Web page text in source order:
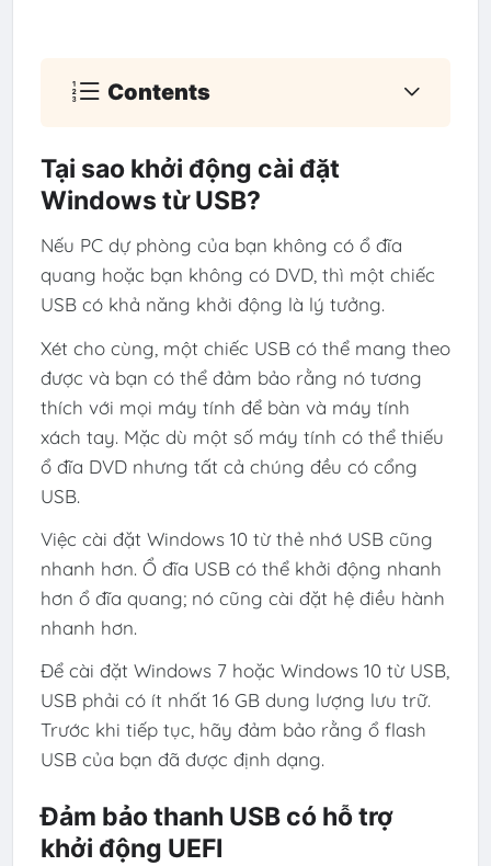
Contents
Tại sao khởi động cài đặt
Windows từ USB?
Nếu PC dự phòng của bạn không có ổ đĩa
quang hoặc bạn không có DVD, thì một chiếc
USB có khả năng khởi động là lý tưởng.
Xét cho cùng, một chiếc USB có thể mang theo
được và bạn có thể đảm bảo rằng nó tương
thích với mọi máy tính để bàn và máy tính
xách tay. Mặc dù một số máy tính có thể thiếu
ổ đĩa DVD nhưng tất cả chúng đều có cổng
USB.
Việc cài đặt Windows 10 từ thẻ nhớ USB cũng
nhanh hơn. Ổ đĩa USB có thể khởi động nhanh
hơn ổ đĩa quang; nó cũng cài đặt hệ điều hành
nhanh hơn.
Để cài đặt Windows 7 hoặc Windows 10 từ USB,
USB phải có ít nhất 16 GB dung lượng lưu trữ.
Trước khi tiếp tục, hãy đảm bảo rằng ổ flash
USB của bạn đã được định dạng.
Đảm bảo thanh USB có hỗ trợ
khởi động UEFI